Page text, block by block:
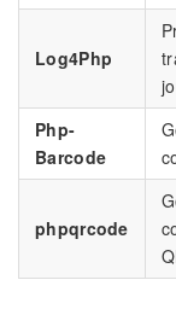
Log4Php
Php-
Barcode
phpqrcode